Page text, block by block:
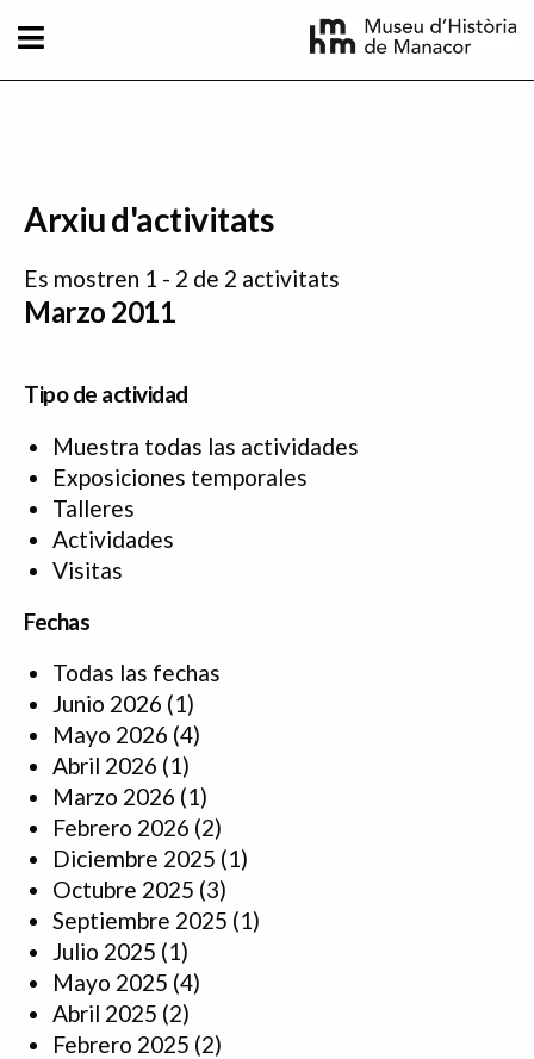
Arxiu d'activitats
Es mostren 1 - 2 de 2 activitats
Marzo 2011
Tipo de actividad
Muestra todas las actividades
Exposiciones temporales
Talleres
Actividades
Visitas
Fechas
Todas las fechas
Junio 2026 (1)
Mayo 2026 (4)
Abril 2026 (1)
Marzo 2026 (1)
Febrero 2026 (2)
Diciembre 2025 (1)
Octubre 2025 (3)
Septiembre 2025 (1)
Julio 2025 (1)
Mayo 2025 (4)
Abril 2025 (2)
Febrero 2025 (2)